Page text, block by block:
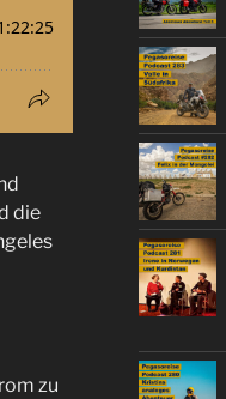
die
zu